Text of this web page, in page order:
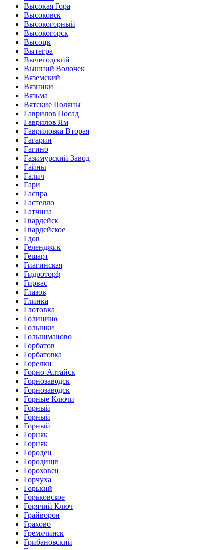
Высокая Гора
Высоковск
Высокогорный
Высокогорск
Высоцк
Вытегра
Вычегодский
Вышний Волочек
Вяземский
Вязники
Вязьма
Вятские Поляны
Гаврилов Посад
Гаврилов Ям
Гавриловка Вторая
Гагарин
Гагино
Газимурский Завод
Гайны
Галич
Гари
Гаспра
Гастелло
Гатчина
Гвардейск
Гвардейское
Гдов
Геленджик
Гешарт
Гиагинская
Гидроторф
Гирвас
Глазов
Глинка
Глотовка
Голицино
Голынки
Голышманово
Горбатов
Горбатовка
Горелки
Горно-Алтайск
Горнозаводск
Горнозаводск
Горные Ключи
Горный
Горный
Горный
Горняк
Горняк
Городец
Городищи
Гороховец
Горчуха
Горький
Горьковское
Горячий Ключ
Грайворон
Грахово
Гремячинск
Грибановский